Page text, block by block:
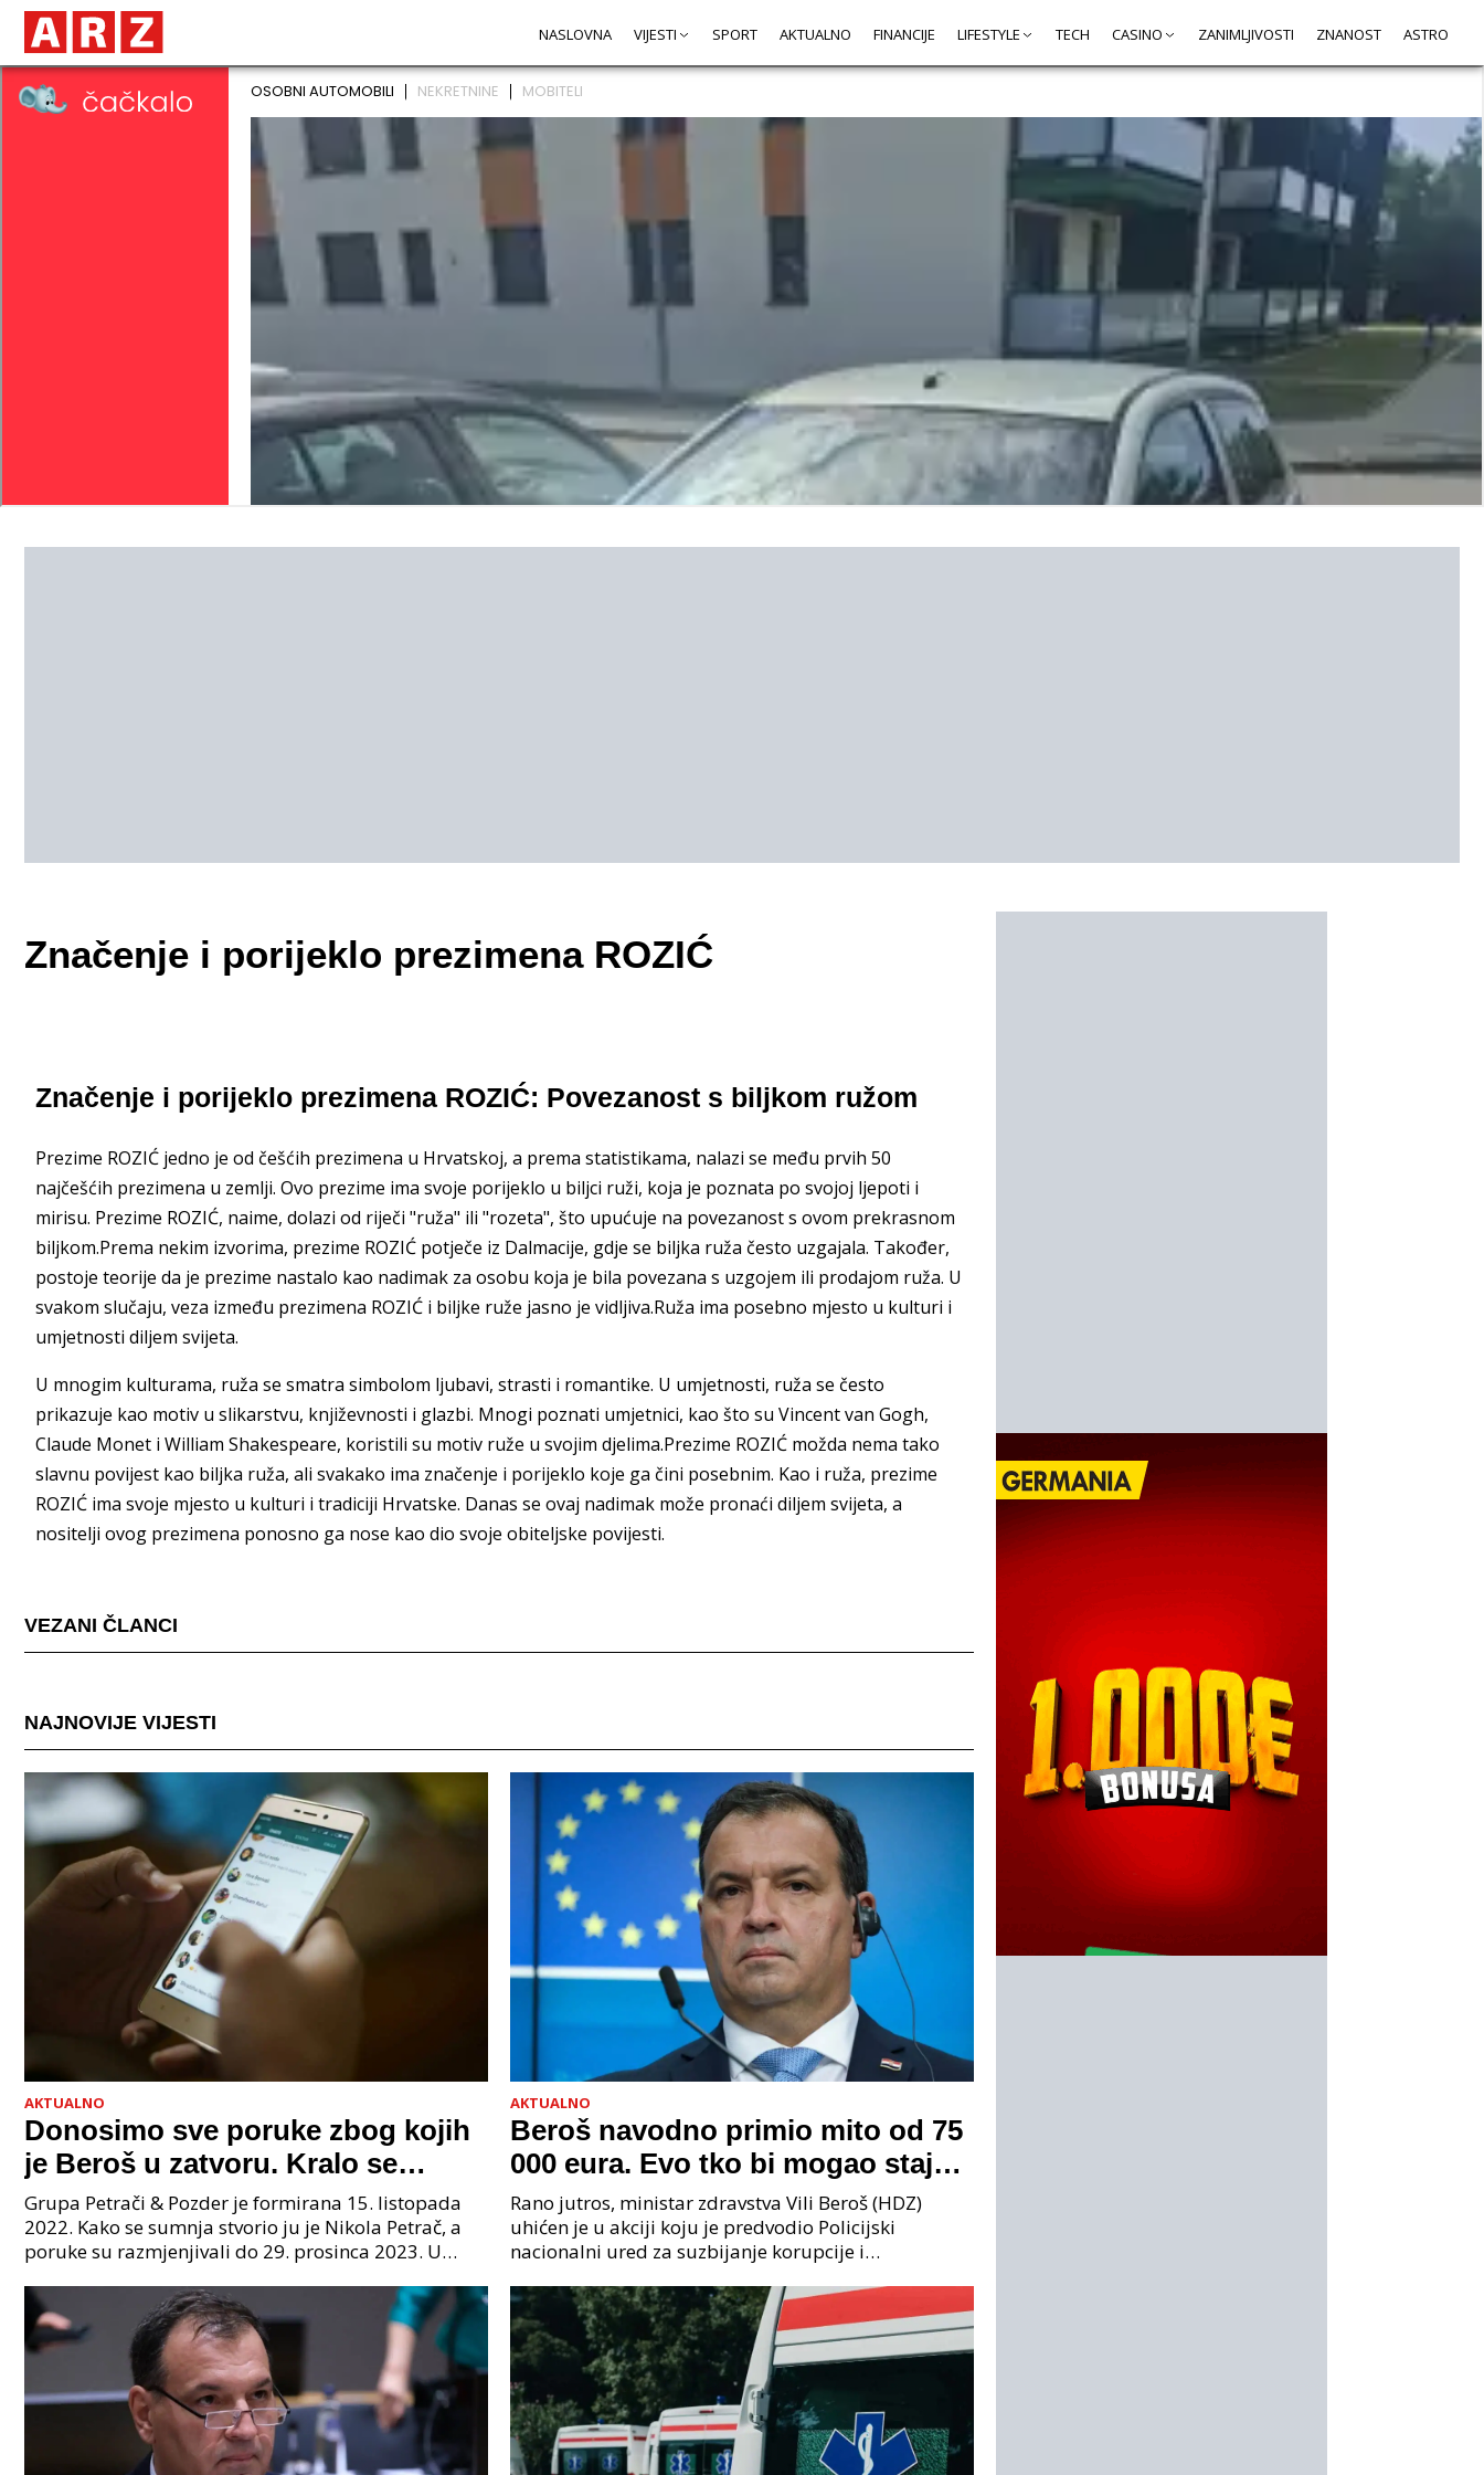
NASLOVNA VIJESTI SPORT AKTUALNO FINANCIJE LIFESTYLE TECH CASINO ZANIMLJIVOSTI ZNANOST ASTRO
Značenje i porijeklo prezimena ROZIĆ
Značenje i porijeklo prezimena ROZIĆ: Povezanost s biljkom ružom
Prezime ROZIĆ jedno je od češćih prezimena u Hrvatskoj, a prema statistikama, nalazi se među prvih 50
najčešćih prezimena u zemlji. Ovo prezime ima svoje porijeklo u biljci ruži, koja je poznata po svojoj ljepoti i
mirisu. Prezime ROZIĆ, naime, dolazi od riječi "ruža" ili "rozeta", što upućuje na povezanost s ovom prekrasnom
biljkom.Prema nekim izvorima, prezime ROZIĆ potječe iz Dalmacije, gdje se biljka ruža često uzgajala. Također,
postoje teorije da je prezime nastalo kao nadimak za osobu koja je bila povezana s uzgojem ili prodajom ruža. U
svakom slučaju, veza između prezimena ROZIĆ i biljke ruže jasno je vidljiva.Ruža ima posebno mjesto u kulturi i
umjetnosti diljem svijeta.
U mnogim kulturama, ruža se smatra simbolom ljubavi, strasti i romantike. U umjetnosti, ruža se često
prikazuje kao motiv u slikarstvu, književnosti i glazbi. Mnogi poznati umjetnici, kao što su Vincent van Gogh,
Claude Monet i William Shakespeare, koristili su motiv ruže u svojim djelima.Prezime ROZIĆ možda nema tako
slavnu povijest kao biljka ruža, ali svakako ima značenje i porijeklo koje ga čini posebnim. Kao i ruža, prezime
ROZIĆ ima svoje mjesto u kulturi i tradiciji Hrvatske. Danas se ovaj nadimak može pronaći diljem svijeta, a
nositelji ovog prezimena ponosno ga nose kao dio svoje obiteljske povijesti.
VEZANI ČLANCI
NAJNOVIJE VIJESTI
AKTUALNO
Donosimo sve poruke zbog kojih
je Beroš u zatvoru. Kralo se
godinama. Tko će iz vlade biti
sljedeći uhićen?
Grupa Petrači & Pozder je formirana 15. listopada
2022. Kako se sumnja stvorio ju je Nikola Petrač, a
poruke su razmjenjivali do 29. prosinca 2023. U
AKTUALNO
Beroš navodno primio mito od 75
000 eura. Evo tko bi mogao stajati
na čelu zločinačkog udruženja
Rano jutros, ministar zdravstva Vili Beroš (HDZ)
uhićen je u akciji koju je predvodio Policijski
nacionalni ured za suzbijanje korupcije i
priopćenju USKOK